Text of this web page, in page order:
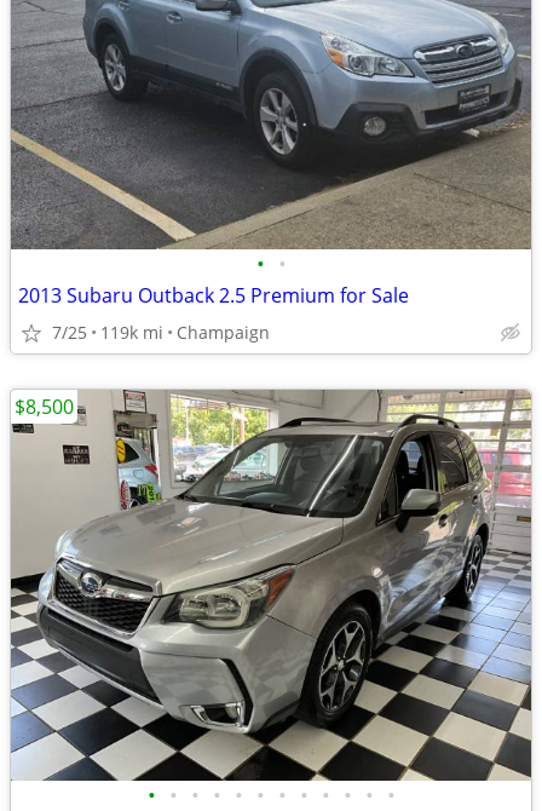
• •
2013 Subaru Outback 2.5 Premium for Sale
7/25 119k mi Champaign
• • • • • • • • • • • •
$8,500